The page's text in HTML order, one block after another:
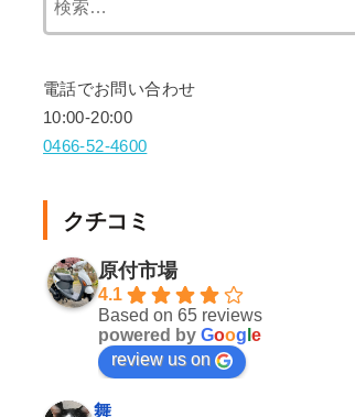
電話でお問い合わせ
10:00-20:00
0466-52-4600
クチコミ
原付市場
4.1
Based on 65 reviews
powered by Goog e
review us on
舞